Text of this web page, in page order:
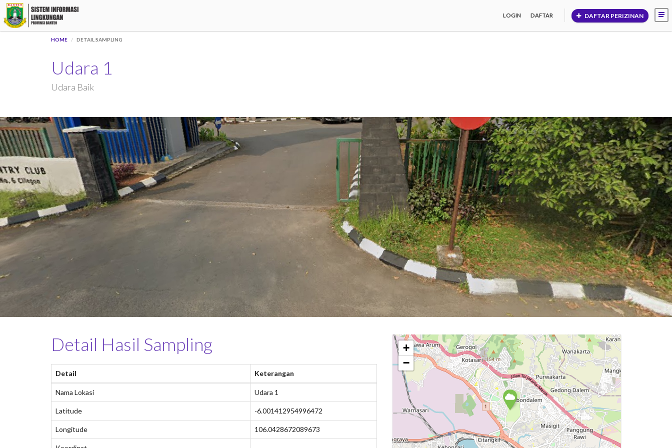
LOGIN DAFTAR DAFTAR PERIZINAN
HOME DETAIL SAMPLING
Udara 1
Udara Baik
Detail Hasil Sampling
Detail Keterangan
Nama Lokasi Udara 1
Latitude -6.001412954996472
Longitude 106.0428672089673
+
−